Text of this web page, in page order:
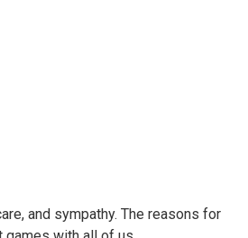
and sympathy. The reasons for